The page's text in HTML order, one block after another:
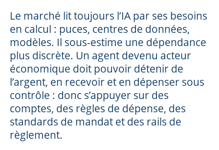
Le marché lit toujours l’IA par ses besoins
en calcul : puces, centres de données,
modèles. Il sous-estime une dépendance
plus discrète. Un agent devenu acteur
économique doit pouvoir détenir de
l’argent, en recevoir et en dépenser sous
contrôle : donc s’appuyer sur des
comptes, des règles de dépense, des
standards de mandat et des rails de
règlement.